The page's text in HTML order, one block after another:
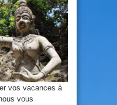
vos vacances à
vous